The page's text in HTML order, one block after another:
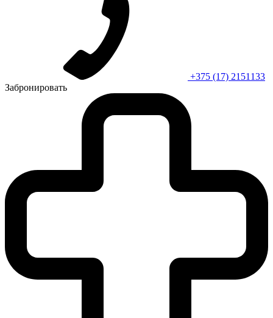
+375 (17) 2151133
Забронировать